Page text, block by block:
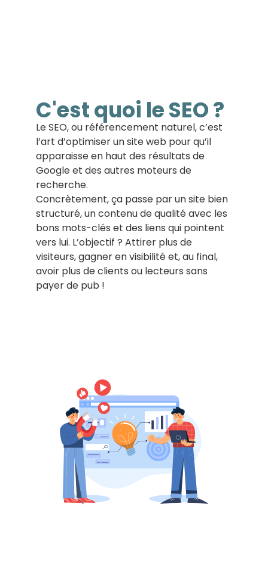
C'est quoi le SEO ?
Le SEO, ou référencement naturel, c’est
l’art d’optimiser un site web pour qu’il
apparaisse en haut des résultats de
Google et des autres moteurs de
recherche.
Concrètement, ça passe par un site bien
structuré, un contenu de qualité avec les
bons mots-clés et des liens qui pointent
vers lui. L’objectif ? Attirer plus de
visiteurs, gagner en visibilité et, au final,
avoir plus de clients ou lecteurs sans
payer de pub !